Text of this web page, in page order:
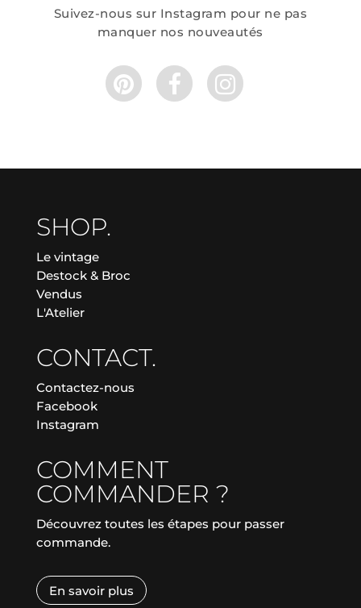
Suivez-nous sur Instagram pour ne pas
manquer nos nouveautés
SHOP.
Le vintage
Destock & Broc
Vendus
L'Atelier
CONTACT.
Contactez-nous
Facebook
Instagram
COMMENT
COMMANDER ?
Découvrez toutes les étapes pour passer
commande.
En savoir plus